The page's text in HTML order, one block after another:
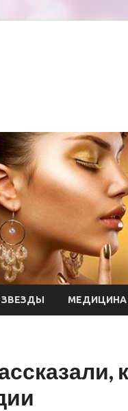
ЗВЕЗДЫ МЕДИЦИНА